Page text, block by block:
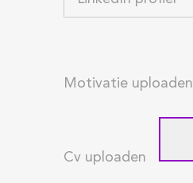
Motivatie uploaden
Cv uploaden